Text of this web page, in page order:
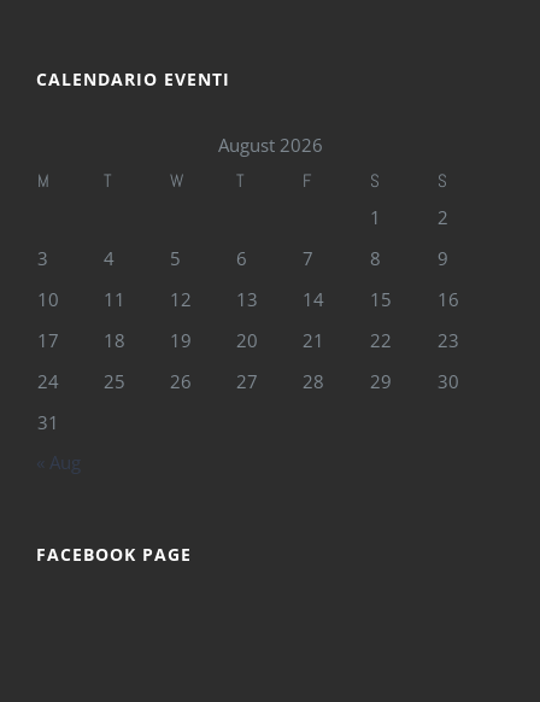
CALENDARIO EVENTI
August 2026
M T W T F S S
1
2
3
4 5 6 7 8
9
10
11 12 13 14 15
16
17
18 19 20 21 22
23
24
25 26 27 28 29
30
31
« Aug
FACEBOOK PAGE